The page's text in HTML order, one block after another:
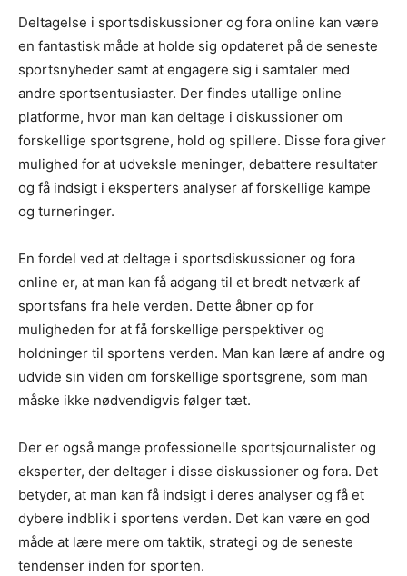
Deltagelse i sportsdiskussioner og fora online kan være
en fantastisk måde at holde sig opdateret på de seneste
sportsnyheder samt at engagere sig i samtaler med
andre sportsentusiaster. Der findes utallige online
platforme, hvor man kan deltage i diskussioner om
forskellige sportsgrene, hold og spillere. Disse fora giver
mulighed for at udveksle meninger, debattere resultater
og få indsigt i eksperters analyser af forskellige kampe
og turneringer.
En fordel ved at deltage i sportsdiskussioner og fora
online er, at man kan få adgang til et bredt netværk af
sportsfans fra hele verden. Dette åbner op for
muligheden for at få forskellige perspektiver og
holdninger til sportens verden. Man kan lære af andre og
udvide sin viden om forskellige sportsgrene, som man
måske ikke nødvendigvis følger tæt.
Der er også mange professionelle sportsjournalister og
eksperter, der deltager i disse diskussioner og fora. Det
betyder, at man kan få indsigt i deres analyser og få et
dybere indblik i sportens verden. Det kan være en god
måde at lære mere om taktik, strategi og de seneste
tendenser inden for sporten.